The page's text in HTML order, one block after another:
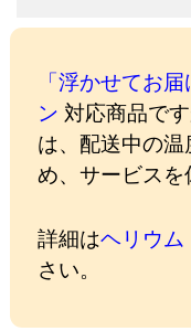
「浮かせてお
ン 対応商品で
は、配送中の
め、サービスを
詳細はヘリウム
さい。